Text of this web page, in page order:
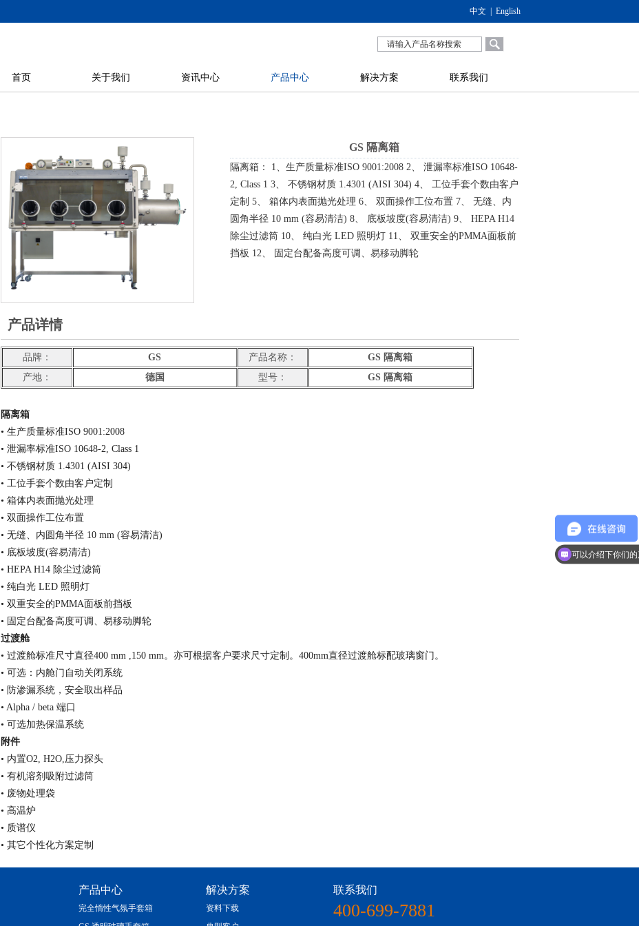
中文 English
首页 关于我们 资讯中心 产品中心 解决方案 联系我们
GS 隔离箱
隔离箱： 1、生产质量标准ISO 9001:2008 2、 泄漏率标准ISO 10648-
2, Class 1 3、 不锈钢材质 1.4301 (AISI 304) 4、 工位手套个数由客户
定制 5、 箱体内表面抛光处理 6、 双面操作工位布置 7、 无缝、内
圆角半径 10 mm (容易清洁) 8、 底板坡度(容易清洁) 9、 HEPA H14
除尘过滤筒 10、 纯白光 LED 照明灯 11、 双重安全的PMMA面板前
挡板 12、 固定台配备高度可调、易移动脚轮
产品详情
品牌： GS 产品名称：
GS 隔离箱
产地：
德国 型号： GS 隔离箱
隔离箱
• 生产质量标准ISO 9001:2008
• 泄漏率标准ISO 10648-2, Class 1
• 不锈钢材质 1.4301 (AISI 304)
• 工位手套个数由客户定制
• 箱体内表面抛光处理
• 双面操作工位布置
• 无缝、内圆角半径 10 mm (容易清洁)
• 底板坡度(容易清洁)
• HEPA H14 除尘过滤筒
• 纯白光 LED 照明灯
• 双重安全的PMMA面板前挡板
• 固定台配备高度可调、易移动脚轮
过渡舱
• 过渡舱标准尺寸直径400 mm ,150 mm。亦可根据客户要求尺寸定制。400mm直径过渡舱标配玻璃窗门。
• 可选：内舱门自动关闭系统
• 防渗漏系统，安全取出样品
• Alpha / beta 端口
• 可选加热保温系统
附件
• 内置O2, H2O,压力探头
• 有机溶剂吸附过滤筒
• 废物处理袋
• 高温炉
• 质谱仪
• 其它个性化方案定制
产品中心
完全惰性气氛手套箱
解决方案
资料下载
联系我们
400-699-7881
可以介绍下你们